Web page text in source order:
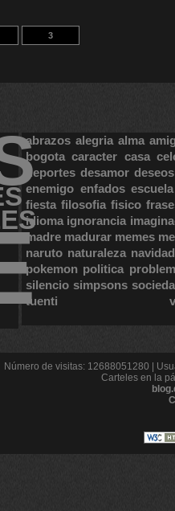
3
abrazos alegria alma
bogota caracter casa
deportes desamor deseos
enemigo enfados escuela
fiesta filosofia fisico
idioma ignorancia
madre madurar memes
naruto naturaleza navidad
pokemon politica
silencio simpsons
tuenti
Número de visitas: 12688051280 |
Carteles en la